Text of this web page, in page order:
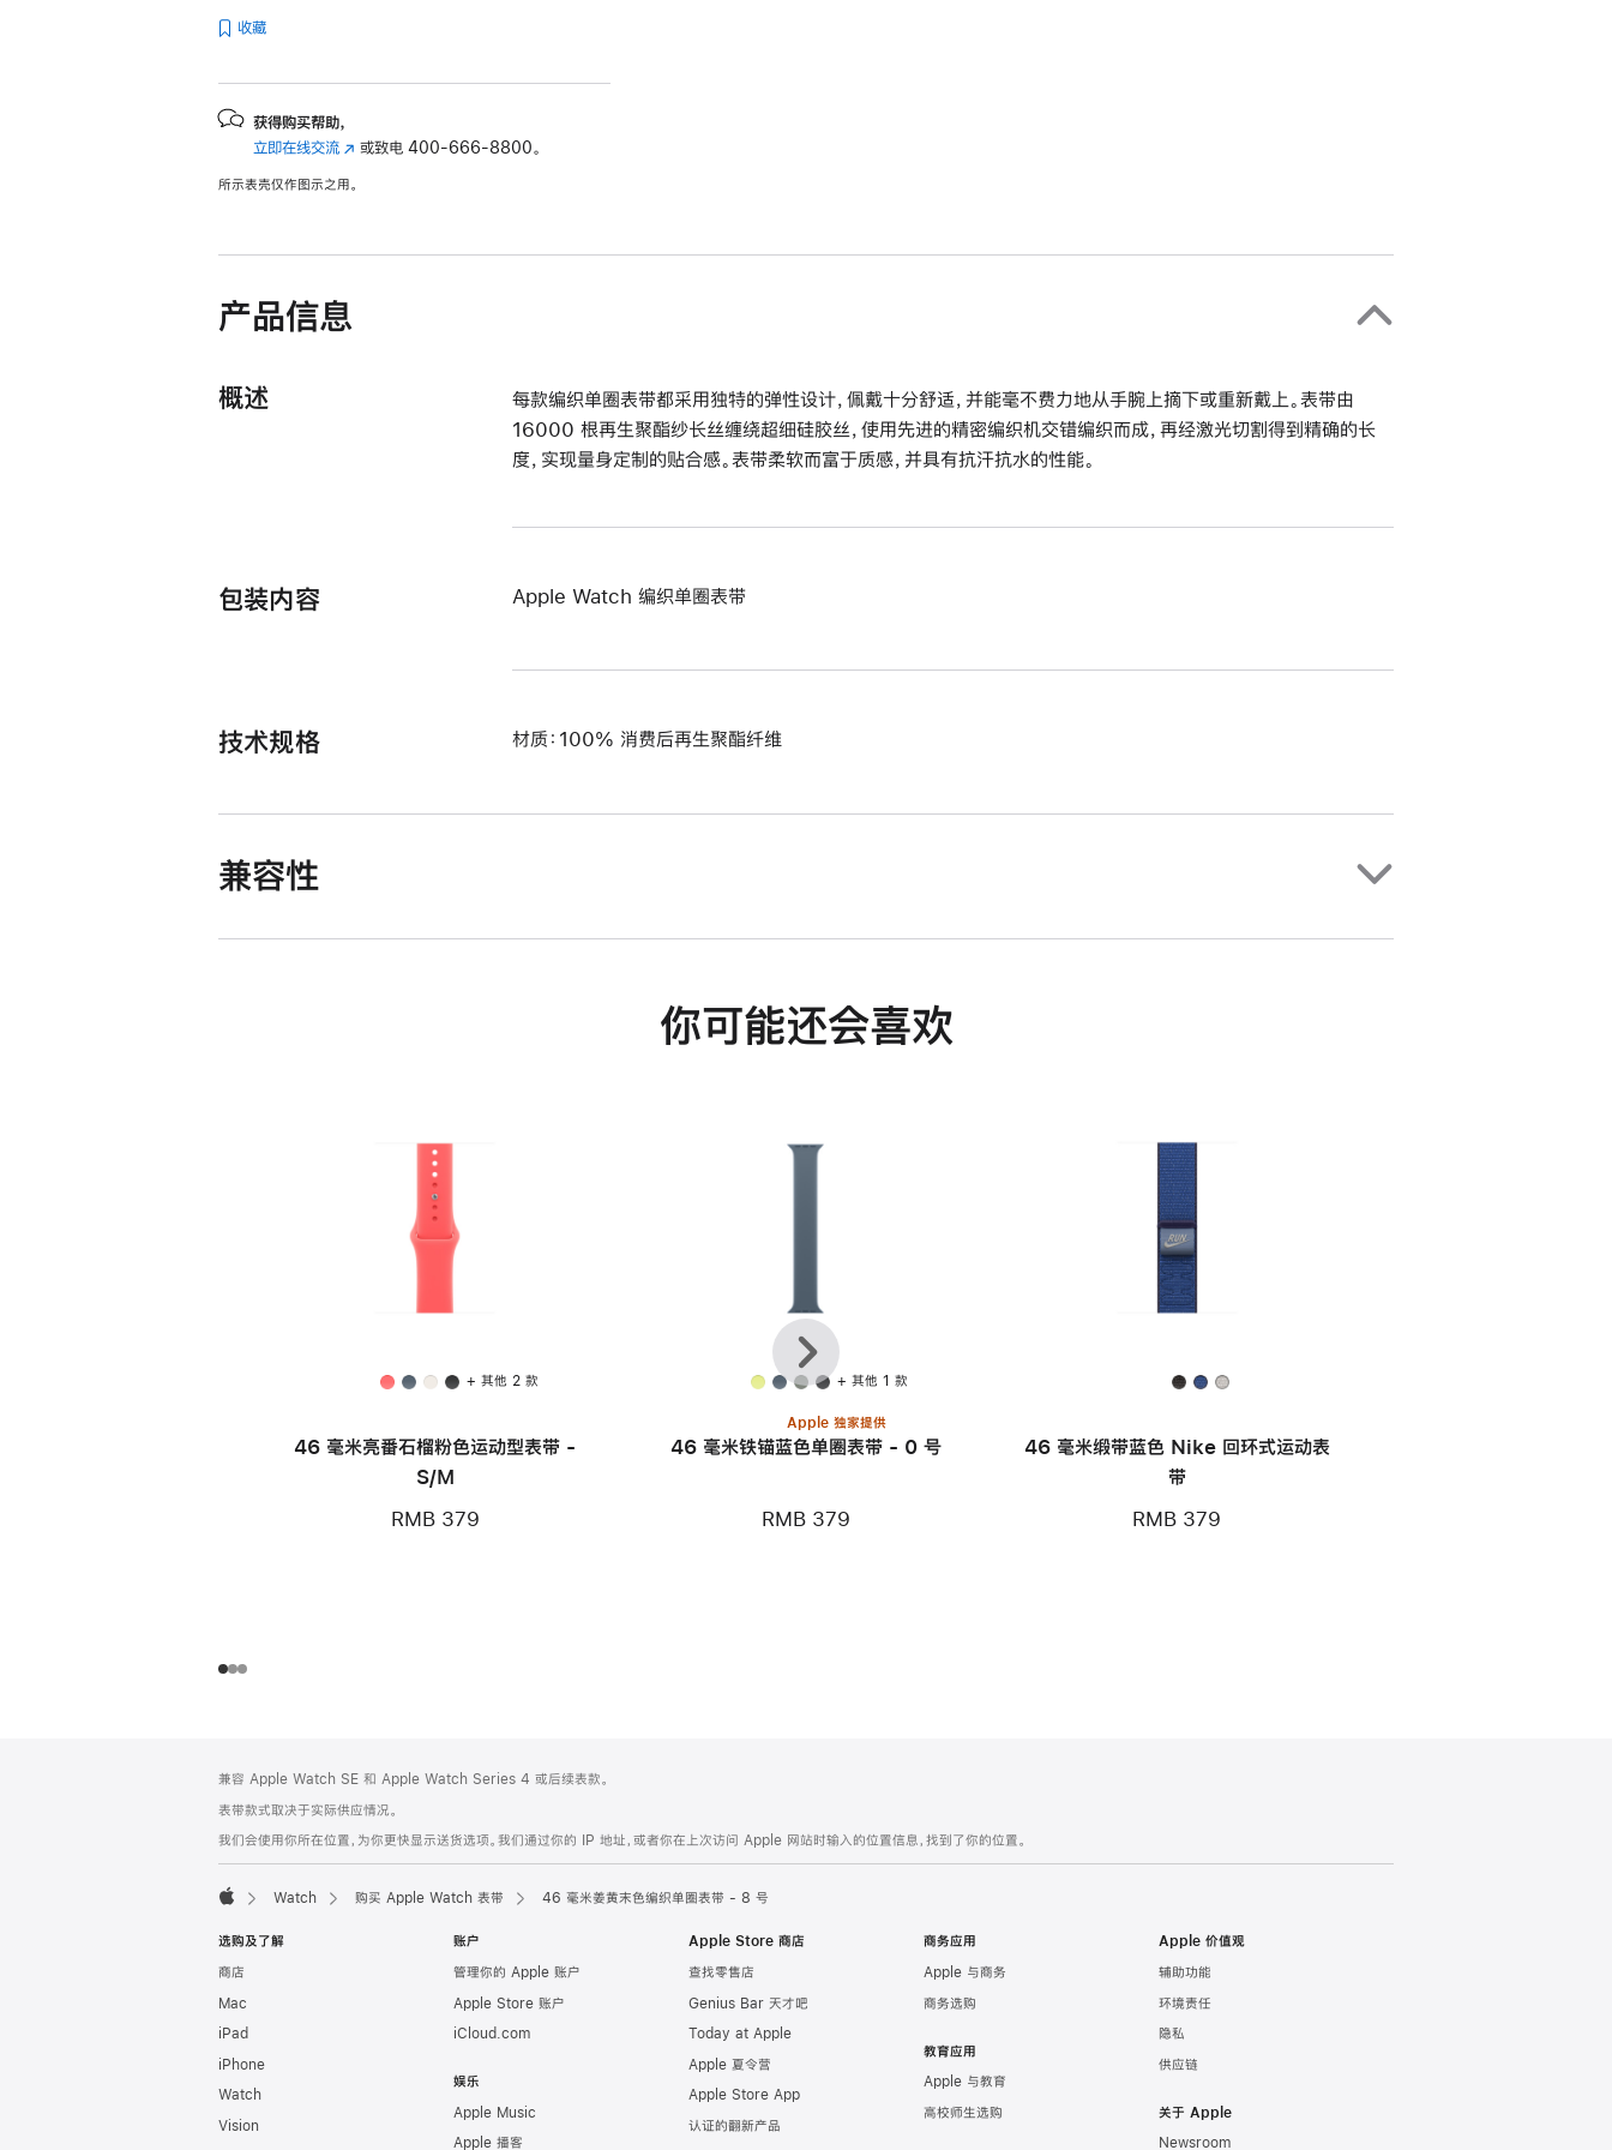
收藏
获得购买帮助，
立即在线交流 (在 或致电400-666-8800。
所示表壳仅作图示之用。
产品信息
概述
每款编织单圈表带都采用独特的弹性设计，佩戴十分舒适，并能毫不费力地从手腕上摘下或重新戴上。表带由
16000 根再生聚酯纱长丝缠绕超细硅胶丝，使用先进的精密编织机交错编织而成，再经激光切割得到精确的长
度，实现量身定制的贴合感。表带柔软而富于质感，并具有抗汗抗水的性能。
包装内容 Apple Watch 编织单圈表带
技术规格 材质：100% 消费后再生聚酯纤维
兼容性
你可能还会喜欢
+ 其他 2 款
46 毫米亮番石榴粉色运动型表带 -
S/M
RMB 379
+ 其他 1 款
Apple 独家提供
46 毫米铁锚蓝色单圈表带 - 0 号
RMB 379
46 毫米缎带蓝色 Nike 回环式运动表
带
RMB 379
上
一
个
下
一
个
页
页
脚
注
兼容 Apple Watch SE 和 Apple Watch Series 4 或后续表款。
表带款式取决于实际供应情况。
我们会使用你所在位置，为你更快显示送货选项。我们通过你的 IP 地址，或者你在上次访问 Apple 网站时输入的位置信息，找到了你的位置。
Watch 购买 Apple Watch 表带 46 毫米姜黄末色编织单圈表带 - 8 号
选购及了解
商店
Mac
iPad
iPhone
Watch
Vision
账户
管理你的 Apple 账户
Apple Store 账户
iCloud.com
娱乐
Apple Music
Apple 播客
Apple Store 商店
查找零售店
Genius Bar 天才吧
Today at Apple
Apple 夏令营
Apple Store App
认证的翻新产品
商务应用
Apple 与商务
商务选购
教育应用
Apple 与教育
高校师生选购
Apple 价值观
辅助功能
环境责任
隐私
供应链
关于 Apple
Newsroom